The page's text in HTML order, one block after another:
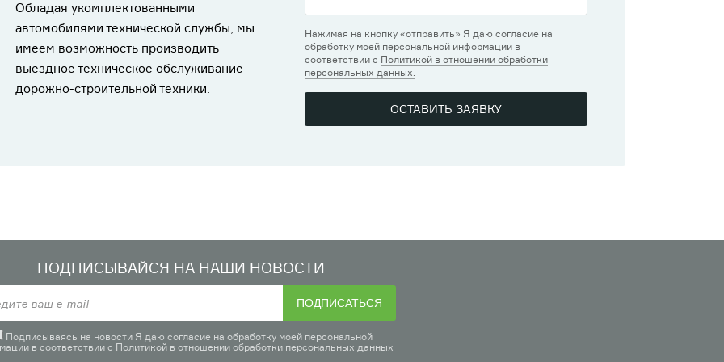
Обладая укомплектованными
автомобилями технической службы, мы
имеем возможность производить
выездное техническое обслуживание
дорожно-строительной техники.
Нажимая на кнопку «отправить» Я даю согласие на
обработку моей персональной информации в
соответствии с Политикой в отношении обработки
персональных данных.
ОСТАВИТЬ ЗАЯВКУ
ПОДПИСЫВАЙСЯ НА НАШИ НОВОСТИ
ПОДПИСАТЬСЯ
Подписываясь на новости Я даю согласие на обработку моей персональной
в соответствии с Политикой в отношении обработки персональных данных